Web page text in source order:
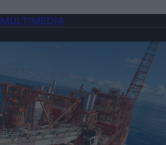
MULTIMEDIA